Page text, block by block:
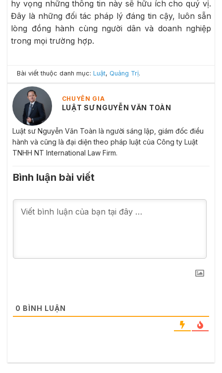
hy vọng những thông tin này sẽ hữu ích cho quý vị.
Đây là những đối tác pháp lý đáng tin cậy, luôn sẵn
lòng đồng hành cùng người dân và doanh nghiệp
trong mọi trường hợp.
Bài viết thuộc danh mục:Luật,Quảng Trị.
CHUYÊN GIA
LUẬT SƯ NGUYỄN VĂN TOÀN
Luật sư Nguyễn Văn Toàn là người sáng lập, giám đốc điều
hành và cũng là đại diện theo pháp luật của Công ty Luật
TNHH NT International Law Firm.
Bình luận bài viết
0 BÌNH LUẬN